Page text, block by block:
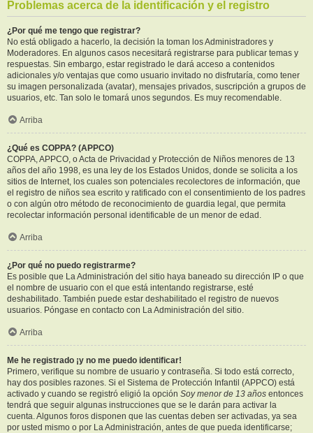
Problemas acerca de la identificación y el registro
¿Por qué me tengo que registrar?
No está obligado a hacerlo, la decisión la toman los Administradores y
Moderadores. En algunos casos necesitará registrarse para publicar temas y
respuestas. Sin embargo, estar registrado le dará acceso a contenidos
adicionales y/o ventajas que como usuario invitado no disfrutaría, como tener
su imagen personalizada (avatar), mensajes privados, suscripción a grupos de
usuarios, etc. Tan solo le tomará unos segundos. Es muy recomendable.
Arriba
¿Qué es COPPA? (APPCO)
COPPA, APPCO, o Acta de Privacidad y Protección de Niños menores de 13
años del año 1998, es una ley de los Estados Unidos, donde se solicita a los
sitios de Internet, los cuales son potenciales recolectores de información, que
el registro de niños sea escrito y ratificado con el consentimiento de los padres
o con algún otro método de reconocimiento de guardia legal, que permita
recolectar información personal identificable de un menor de edad.
Arriba
¿Por qué no puedo registrarme?
Es posible que La Administración del sitio haya baneado su dirección IP o que
el nombre de usuario con el que está intentando registrarse, esté
deshabilitado. También puede estar deshabilitado el registro de nuevos
usuarios. Póngase en contacto con La Administración del sitio.
Arriba
Me he registrado ¡y no me puedo identificar!
Primero, verifique su nombre de usuario y contraseña. Si todo está correcto,
hay dos posibles razones. Si el Sistema de Protección Infantil (APPCO) está
activado y cuando se registró eligió la opción Soy menor de 13 años entonces
tendrá que seguir algunas instrucciones que se le darán para activar la
cuenta. Algunos foros disponen que las cuentas deben ser activadas, ya sea
por usted mismo o por La Administración, antes de que pueda identificarse;